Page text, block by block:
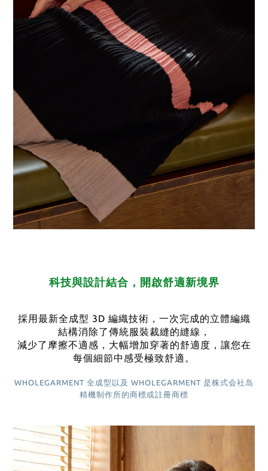
科技與設計結合，開啟舒適新境界
採用最新全成型 3D 編織技術，一次完成的立體編織
結構消除了傳統服裝裁縫的縫線，
減少了摩擦不適感， 大幅增加穿著的舒適度 ，讓您在
每個細節中感受極致舒適。
WHOLEGARMENT 全成型以及 WHOLEGARMENT 是株式会社岛
精機制作所的商標或註冊商標